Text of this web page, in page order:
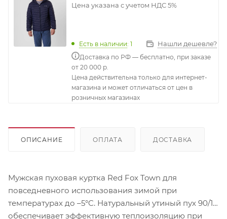
Цена указана с учетом НДС 5%
Есть в наличии: 1 Нашли дешевле?
Доставка по РФ — бесплатно, при заказе
от 20 000 р.
Цена действительна только для интернет-
магазина и может отличаться от цен в
розничных магазинах
ОПИСАНИЕ ОПЛАТА ДОСТАВКА
Мужская пуховая куртка Red Fox Town для
повседневного использования зимой при
температурах до –5°C. Натуральный утиный пух 90/10
обеспечивает эффективную теплоизоляцию при